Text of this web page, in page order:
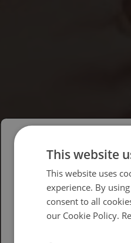
Please select your
British
USA
Español
This website
This website uses
experience. By
consent to all
our Cookie Policy.